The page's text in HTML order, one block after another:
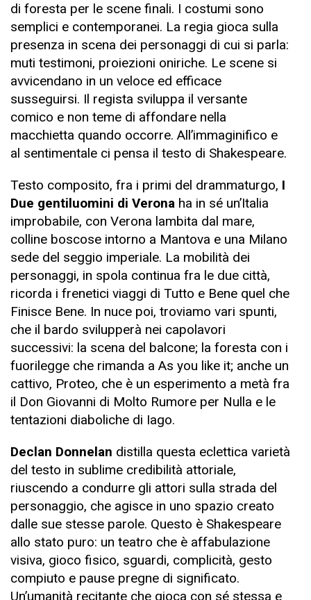
di foresta per le scene finali. I costumi sono
semplici e contemporanei. La regia gioca sulla
presenza in scena dei personaggi di cui si parla:
muti testimoni, proiezioni oniriche. Le scene si
avvicendano in un veloce ed efficace
susseguirsi. Il regista sviluppa il versante
comico e non teme di affondare nella
macchietta quando occorre. All’immaginifico e
al sentimentale ci pensa il testo di Shakespeare.
Testo composito, fra i primi del drammaturgo, I
Due gentiluomini di Verona ha in sé un’Italia
improbabile, con Verona lambita dal mare,
colline boscose intorno a Mantova e una Milano
sede del seggio imperiale. La mobilità dei
personaggi, in spola continua fra le due città,
ricorda i frenetici viaggi di Tutto e Bene quel che
Finisce Bene. In nuce poi, troviamo vari spunti,
che il bardo svilupperà nei capolavori
successivi: la scena del balcone; la foresta con i
fuorilegge che rimanda a As you like it; anche un
cattivo, Proteo, che è un esperimento a metà fra
il Don Giovanni di Molto Rumore per Nulla e le
tentazioni diaboliche di Iago.
Declan Donnelan distilla questa eclettica varietà
del testo in sublime credibilità attoriale,
riuscendo a condurre gli attori sulla strada del
personaggio, che agisce in uno spazio creato
dalle sue stesse parole. Questo è Shakespeare
allo stato puro: un teatro che è affabulazione
visiva, gioco fisico, sguardi, complicità, gesto
compiuto e pause pregne di significato.
Un’umanità recitante che gioca con sé stessa e